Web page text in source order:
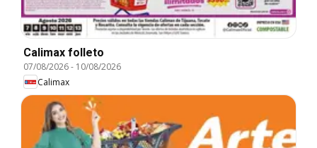
Calimax folleto
07/08/2026- 10/08/2026
Calimax